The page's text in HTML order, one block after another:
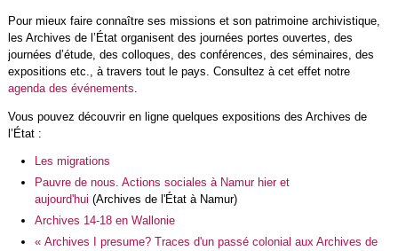
Pour mieux faire connaître ses missions et son patrimoine archivistique,
les Archives de l’État organisent des journées portes ouvertes, des
journées d’étude, des colloques, des conférences, des séminaires, des
expositions etc., à travers tout le pays. Consultez à cet effet notre
agenda des événements
Vous pouvez découvrir en ligne quelques expositions des Archives de
l’État :
Les migrations
Pauvre de nous. Actions sociales à Namur hier et
aujourd'hui (Archives de l'État à Namur)
Archives 14-18 en Wallonie
« Archives I presume? Traces d'un passé colonial aux Archives de